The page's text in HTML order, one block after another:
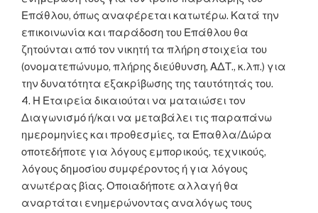
Επάθλου, όπως αναφέρεται κατωτέρω. Κατά την
επικοινωνία και παράδοση του Επάθλου θα
ζητούνται από τον νικητή τα πλήρη στοιχεία του
(ονοματεπώνυμο, πλήρης διεύθυνση, ΑΔΤ., κ.λπ.) για
την δυνατότητα εξακρίβωσης της ταυτότητάς του.
4. Η Εταιρεία δικαιούται να ματαιώσει τον
Διαγωνισμό ή/και να μεταβάλει τις παραπάνω
ημερομηνίες και προθεσμίες, τα Έπαθλα/Δώρα
οποτεδήποτε για λόγους εμπορικούς, τεχνικούς,
λόγους δημοσίου συμφέροντος ή για λόγους
ανωτέρας βίας. Οποιαδήποτε αλλαγή θα
αναρτάται ενημερώνοντας αναλόγως τους